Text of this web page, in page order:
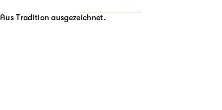
Aus Tradition ausgezeichnet.